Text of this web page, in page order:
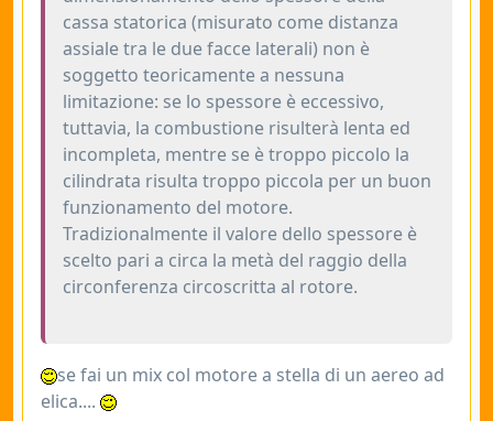
cassa statorica (misurato come distanza
assiale tra le due facce laterali) non è
soggetto teoricamente a nessuna
limitazione: se lo spessore è eccessivo,
tuttavia, la combustione risulterà lenta ed
incompleta, mentre se è troppo piccolo la
cilindrata risulta troppo piccola per un buon
funzionamento del motore.
Tradizionalmente il valore dello spessore è
scelto pari a circa la metà del raggio della
circonferenza circoscritta al rotore.
se fai un mix col motore a stella di un aereo ad
elica....